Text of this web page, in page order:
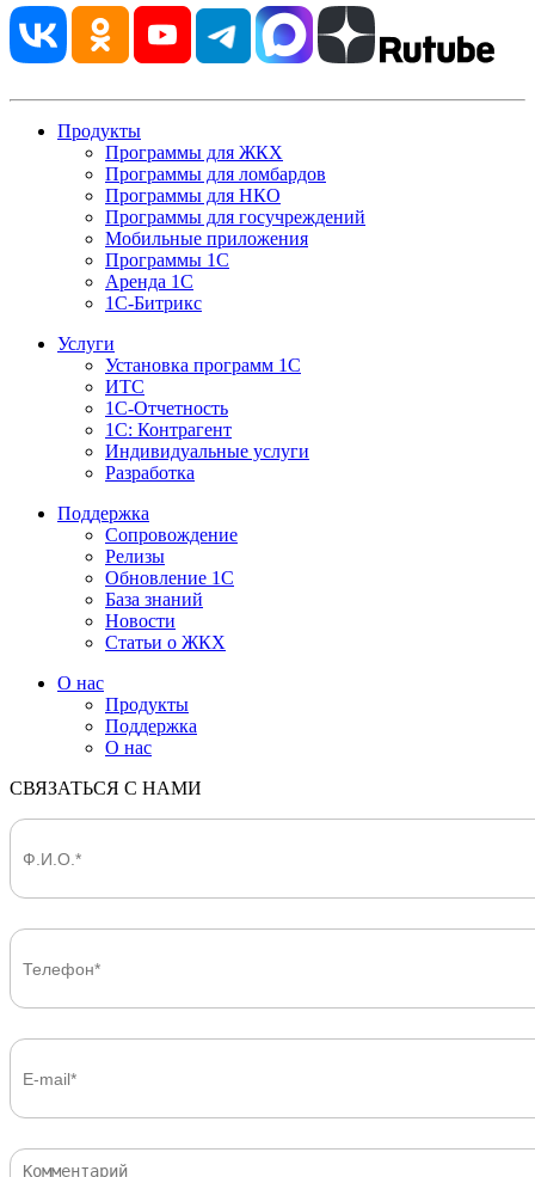
Продукты
Программы для ЖКХ
Программы для ломбардов
Программы для НКО
Программы для госучреждений
Мобильные приложения
Программы 1С
Аренда 1С
1С-Битрикс
Услуги
Установка программ 1С
ИТС
1С-Отчетность
1С: Контрагент
Индивидуальные услуги
Разработка
Поддержка
Сопровождение
Релизы
Обновление 1С
База знаний
Новости
Статьи о ЖКХ
О нас
Продукты
Поддержка
О нас
СВЯЗАТЬСЯ С НАМИ